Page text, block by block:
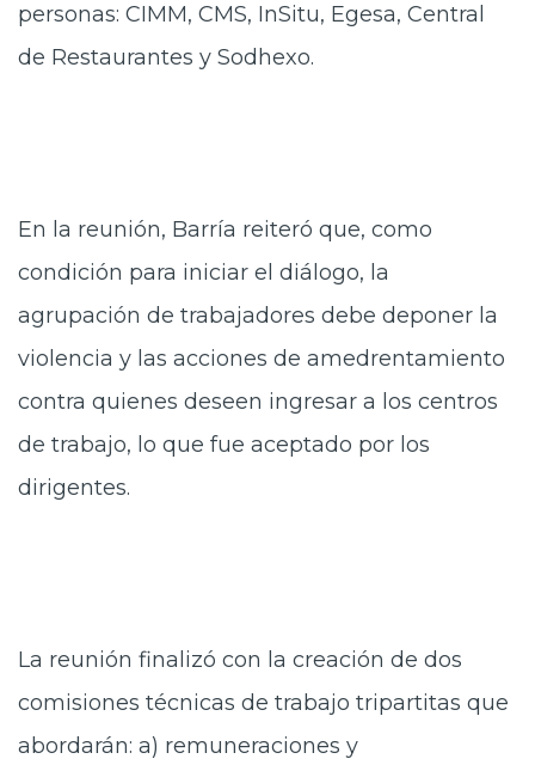
personas: CIMM, CMS, InSitu, Egesa, Central
de Restaurantes y Sodhexo.
En la reunión, Barría reiteró que, como
condición para iniciar el diálogo, la
agrupación de trabajadores debe deponer la
violencia y las acciones de amedrentamiento
contra quienes deseen ingresar a los centros
de trabajo, lo que fue aceptado por los
dirigentes.
La reunión finalizó con la creación de dos
comisiones técnicas de trabajo tripartitas que
abordarán: a) remuneraciones y